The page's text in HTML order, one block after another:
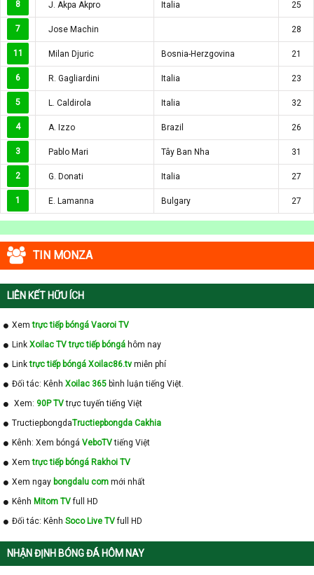
8 J. Akpa Akpro Italia 25
7 Jose Machin 28
11 Milan Djuric Bosnia-Herzgovina 21
6 R. Gagliardini Italia 23
5 L. Caldirola Italia 32
4 A. Izzo Brazil 26
3 Pablo Mari Tây Ban Nha 31
2 G. Donati Italia 27
1 E. Lamanna Bulgary 27
TIN MONZA
LIÊN KẾT HỮU ÍCH
Xemtrực tiếp bóngá Vaoroi TV
Link Xoilac TV trực tiếp bóngá hôm nay
Linktrực tiếp bóngá Xoilac86.tv miễn phí
Đối tác: Kênh Xoilac 365 bình luận tiếng Việt.
Xem: 90P TVtrực tuyến tiếng Việt
TructiepbongdaTructiepbongda Cakhia
Kênh: Xem bóngá VeboTVtiếng Việt
Xemtrực tiếp bóngá Rakhoi TV
Xem ngay bongdalu com mới nhất
Kênh Mitom TVfull HD
Đối tác: Kênh Soco Live TVfull HD
NHẬN ĐỊNH BÓNG ĐÁ HÔM NAY